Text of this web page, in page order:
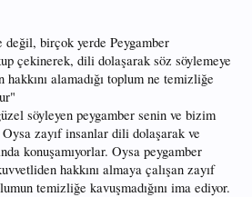
birçok yerde Peygamber
çekinerek, dili dolaşarak söz söylemeye
hakkını alamadığı toplum ne temizliğe
söyleyen peygamber senin ve bizim
zayıf insanlar dili dolaşarak ve
konuşamıyorlar. Oysa peygamber
hakkını almaya çalışan zayıf
temizliğe kavuşmadığını ima ediyor.